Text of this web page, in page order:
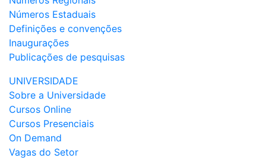
Números Estaduais
Definições e convenções
Inaugurações
Publicações de pesquisas
UNIVERSIDADE
Sobre a Universidade
Cursos Online
Cursos Presenciais
On Demand
Vagas do Setor